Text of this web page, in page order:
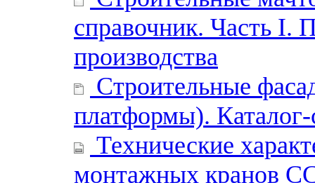
справочник. Часть I.
производства
Строительные
платформы). Каталог-
Технические
монтажных кранов